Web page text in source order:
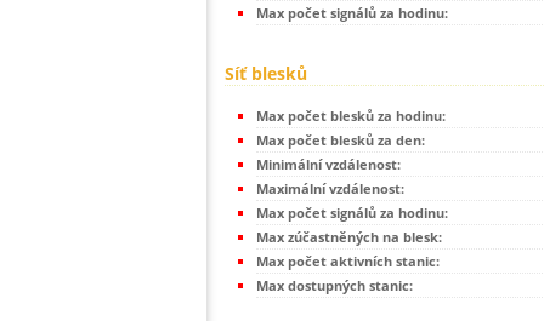
Max počet signálů za hodinu:
Síť blesků
Max počet blesků za hodinu:
Max počet blesků za den:
Minimální vzdálenost:
Maximální vzdálenost:
Max počet signálů za hodinu:
Max zúčastněných na blesk:
Max počet aktivních stanic:
Max dostupných stanic: